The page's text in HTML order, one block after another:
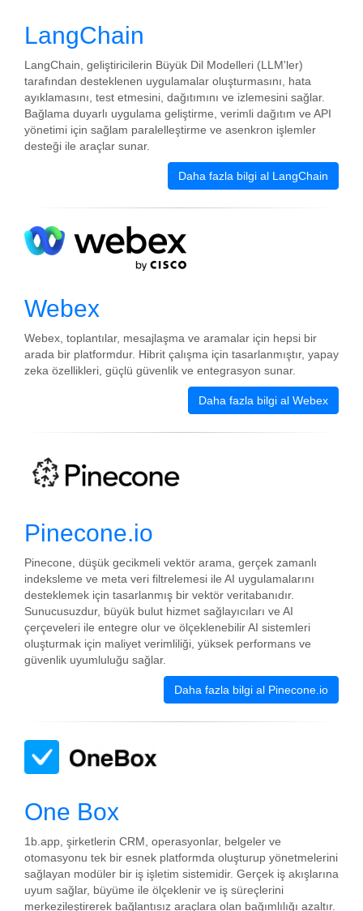
LangChain
LangChain, geliştiricilerin Büyük Dil Modelleri (LLM'ler)
tarafından desteklenen uygulamalar oluşturmasını, hata
ayıklamasını, test etmesini, dağıtımını ve izlemesini sağlar.
Bağlama duyarlı uygulama geliştirme, verimli dağıtım ve API
yönetimi için sağlam paralelleştirme ve asenkron işlemler
desteği ile araçlar sunar.
Daha fazla bilgi al LangChain
Webex
Webex, toplantılar, mesajlaşma ve aramalar için hepsi bir
arada bir platformdur. Hibrit çalışma için tasarlanmıştır, yapay
zeka özellikleri, güçlü güvenlik ve entegrasyon sunar.
Daha fazla bilgi al Webex
Pinecone.io
Pinecone, düşük gecikmeli vektör arama, gerçek zamanlı
indeksleme ve meta veri filtrelemesi ile AI uygulamalarını
desteklemek için tasarlanmış bir vektör veritabanıdır.
Sunucusuzdur, büyük bulut hizmet sağlayıcıları ve AI
çerçeveleri ile entegre olur ve ölçeklenebilir AI sistemleri
oluşturmak için maliyet verimliliği, yüksek performans ve
güvenlik uyumluluğu sağlar.
Daha fazla bilgi al Pinecone.io
One Box
1b.app, şirketlerin CRM, operasyonlar, belgeler ve
otomasyonu tek bir esnek platformda oluşturup yönetmelerini
sağlayan modüler bir iş işletim sistemidir. Gerçek iş akışlarına
uyum sağlar, büyüme ile ölçeklenir ve iş süreçlerini
merkezileştirerek bağlantısız araçlara olan bağımlılığı azaltır.